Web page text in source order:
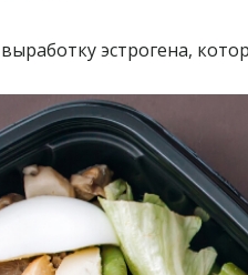
эстрогена,